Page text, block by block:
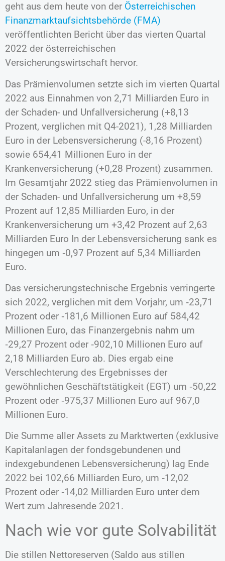
geht aus dem heute von der Österreichischen
Finanzmarktaufsichtsbehörde (FMA)
veröffentlichten Bericht über das vierten Quartal
2022 der österreichischen
Versicherungswirtschaft hervor.
Das Prämienvolumen setzte sich im vierten Quartal
2022 aus Einnahmen von 2,71 Milliarden Euro in
der Schaden- und Unfallversicherung (+8,13
Prozent, verglichen mit Q4-2021), 1,28 Milliarden
Euro in der Lebensversicherung (-8,16 Prozent)
sowie 654,41 Millionen Euro in der
Krankenversicherung (+0,28 Prozent) zusammen.
Im Gesamtjahr 2022 stieg das Prämienvolumen in
der Schaden- und Unfallversicherung um +8,59
Prozent auf 12,85 Milliarden Euro, in der
Krankenversicherung um +3,42 Prozent auf 2,63
Milliarden Euro In der Lebensversicherung sank es
hingegen um ‑0,97 Prozent auf 5,34 Milliarden
Euro.
Das versicherungstechnische Ergebnis verringerte
sich 2022, verglichen mit dem Vorjahr, um ‑23,71
Prozent oder ‑181,6 Millionen Euro auf 584,42
Millionen Euro, das Finanzergebnis nahm um
‑29,27 Prozent oder ‑902,10 Millionen Euro auf
2,18 Milliarden Euro ab. Dies ergab eine
Verschlechterung des Ergebnisses der
gewöhnlichen Geschäftstätigkeit (EGT) um ‑50,22
Prozent oder ‑975,37 Millionen Euro auf 967,0
Millionen Euro.
Die Summe aller Assets zu Marktwerten (exklusive
Kapitalanlagen der fondsgebundenen und
indexgebundenen Lebensversicherung) lag Ende
2022 bei 102,66 Milliarden Euro, um ‑12,02
Prozent oder ‑14,02 Milliarden Euro unter dem
Wert zum Jahresende 2021.
Nach wie vor gute Solvabilität
Die stillen Nettoreserven (Saldo aus stillen